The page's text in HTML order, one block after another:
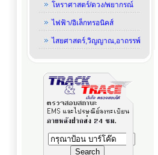
โหราศาสตร์/ดวง/พยากรณ์
ไฟฟ้า/อิเล็กทรอนิคส์
ไสยศาสตร์,วิญญาณ,อาถรรพ์